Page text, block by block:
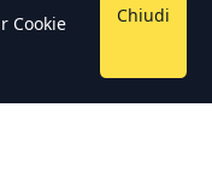
Cookie
Chiudi